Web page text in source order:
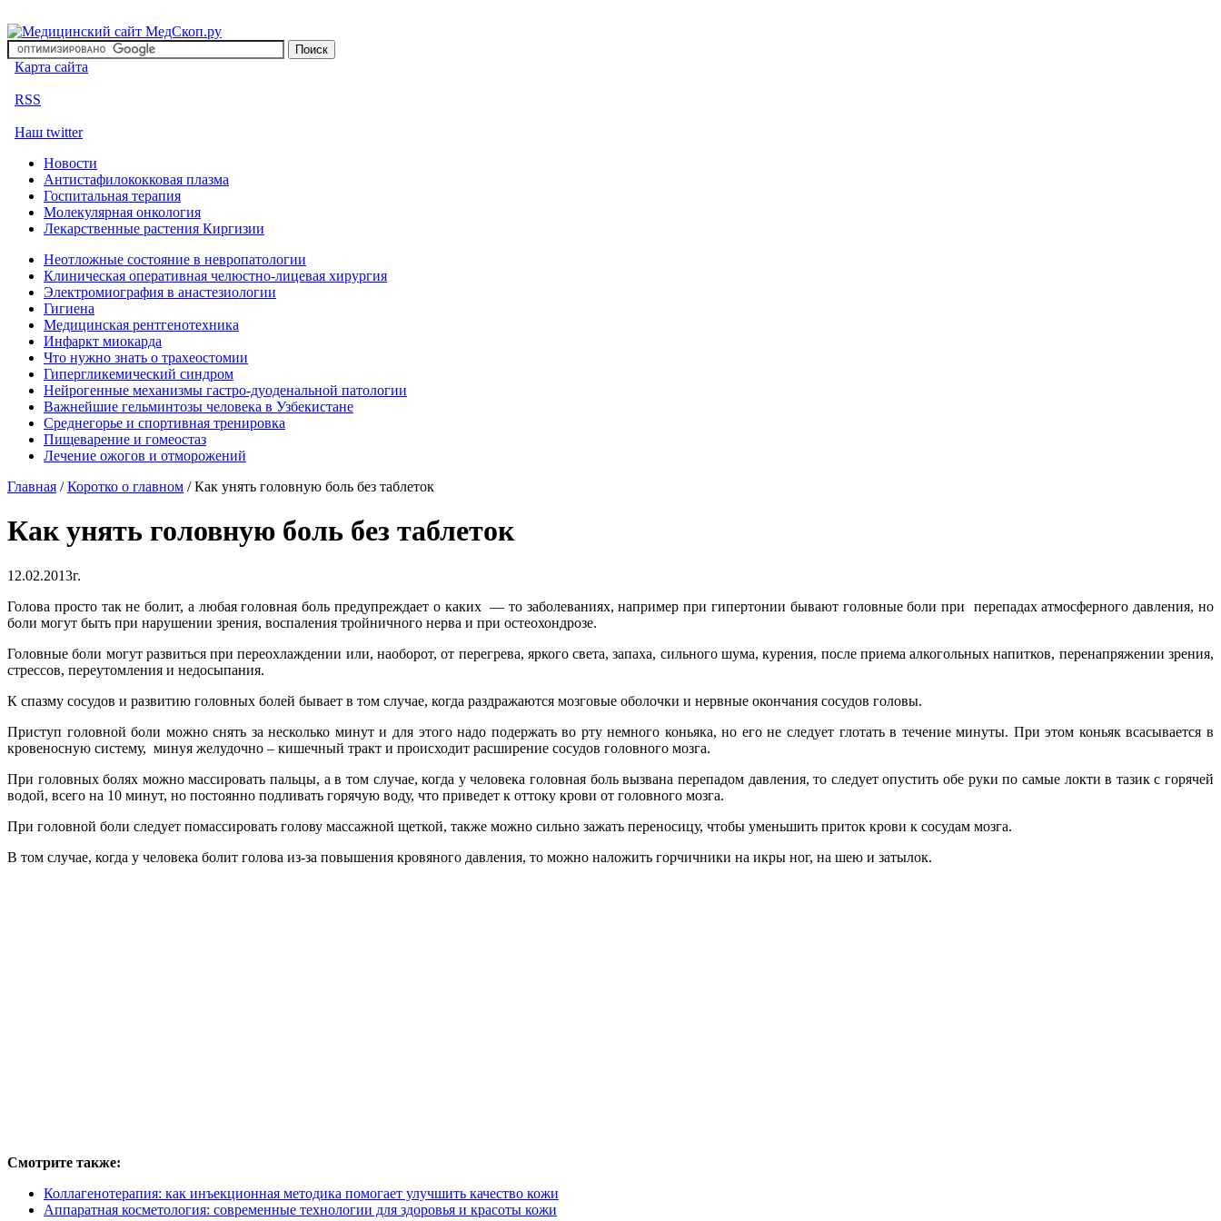
Карта сайта
RSS
Наш twitter
Новости
Антистафилококковая плазма
Госпитальная терапия
Молекулярная онкология
Лекарственные растения Киргизии
Неотложные состояние в невропатологии
Клиническая оперативная челюстно-лицевая хирургия
Электромиография в анастезиологии
Гигиена
Медицинская рентгенотехника
Инфаркт миокарда
Что нужно знать о трахеостомии
Гипергликемический синдром
Нейрогенные механизмы гастро-дуоденальной патологии
Важнейшие гельминтозы человека в Узбекистане
Среднегорье и спортивная тренировка
Пищеварение и гомеостаз
Лечение ожогов и отморожений
Главная /Коротко о главном /Как унять головную боль без таблеток
Как унять головную боль без таблеток
12.02.2013г.
Голова просто так не болит, а любая головная боль предупреждает о каких — то заболеваниях, например при гипертонии бывают головные боли при перепадах атмосферного давления, но
боли могут быть при нарушении зрения, воспаления тройничного нерва и при остеохондрозе.
Головные боли могут развиться при переохлаждении или, наоборот, от перегрева, яркого света, запаха, сильного шума, курения, после приема алкогольных напитков, перенапряжении зрения,
стрессов, переутомления и недосыпания.
К спазму сосудов и развитию головных болей бывает в том случае, когда раздражаются мозговые оболочки и нервные окончания сосудов головы.
Приступ головной боли можно снять за несколько минут и для этого надо подержать во рту немного коньяка, но его не следует глотать в течение минуты. При этом коньяк всасывается в
кровеносную систему, минуя желудочно – кишечный тракт и происходит расширение сосудов головного мозга.
При головных болях можно массировать пальцы, а в том случае, когда у человека головная боль вызвана перепадом давления, то следует опустить обе руки по самые локти в тазик с горячей
водой, всего на 10 минут, но постоянно подливать горячую воду, что приведет к оттоку крови от головного мозга.
При головной боли следует помассировать голову массажной щеткой, также можно сильно зажать переносицу, чтобы уменьшить приток крови к сосудам мозга.
В том случае, когда у человека болит голова из-за повышения кровяного давления, то можно наложить горчичники на икры ног, на шею и затылок.
Смотрите также:
Коллагенотерапия: как инъекционная методика помогает улучшить качество кожи
Аппаратная косметология: современные технологии для здоровья и красоты кожи